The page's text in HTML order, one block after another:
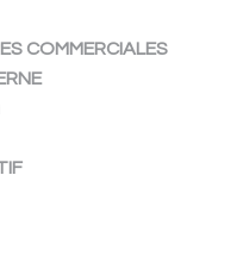
COMMERCIALES